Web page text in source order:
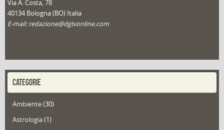
Via A. Costa, 78
40134 Bologna (BO) Italia
E-mail: redazione@dgtvonline.com
CATEGORIE
Ambiente(30)
Astrologia(1)